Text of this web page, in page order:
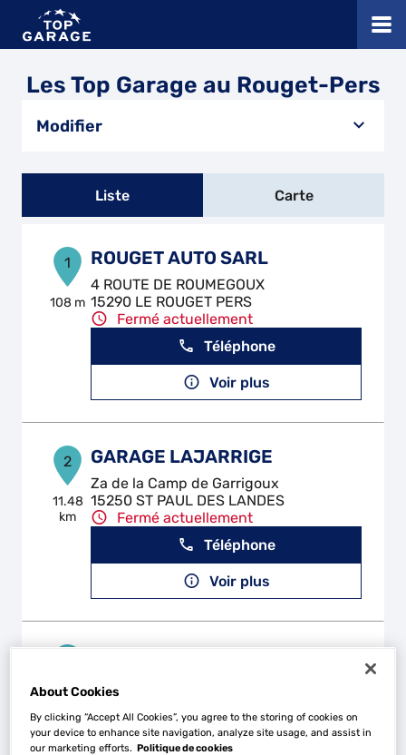
Les Top Garage au Rouget-Pers
Modifier
Liste Carte
1
108 m
ROUGET AUTO SARL
4 ROUTE DE ROUMEGOUX
15290 LE ROUGET PERS
Fermé actuellement
Téléphone
Voir plus
2
11.48
km
GARAGE LAJARRIGE
Za de la Camp de Garrigoux
15250 ST PAUL DES LANDES
Fermé actuellement
Téléphone
Voir plus
21.88
km
1 B Route de Conques
15340 CASSANIOUZE
Fermé actuellement
Téléphone
About Cookies
By clicking “Accept All Cookies”, you agree to the storing of cookies on
your device to enhance site navigation, analyze site usage, and assist in
our marketing efforts. Politique de cookies